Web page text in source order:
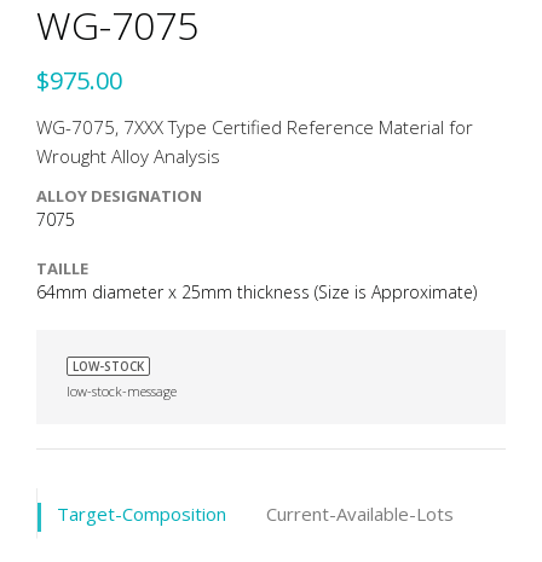
WG-7075
$975.00
WG-7075, 7XXX Type Certified Reference Material for
Wrought Alloy Analysis
ALLOY DESIGNATION
7075
TAILLE
64mm diameter x 25mm thickness (Size is Approximate)
LOW-STOCK
low-stock-message
Target-Composition Current-Available-Lots